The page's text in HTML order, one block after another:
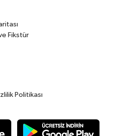
Fikstür
Politikası